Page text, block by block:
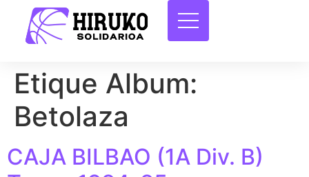
Etique Album:
Betolaza
CAJA BILBAO (1A Div. B)